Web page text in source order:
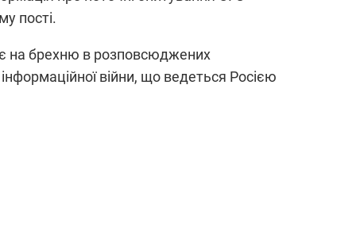
пості.
на брехню в розповсюджених
війни, що ведеться Росією